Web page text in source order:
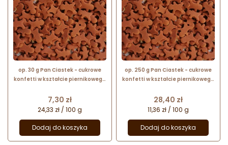
op. 30 g Pan Ciastek - cukrowe
konfetti w kształcie piernikowego
posypka dekoracyjna
Cena
7,30 zł
24,33 zł / 100 g
Dodaj do koszyka
op. 250 g Pan Ciastek - cukrowe
konfetti w kształcie piernikowego
posypka dekoracyjna
Cena
28,40 zł
11,36 zł / 100 g
Dodaj do koszyka